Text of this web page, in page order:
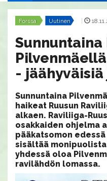
Forssa Uutinen
Sunnuntaina
-
Sunnuntaina
haikeat Ruusun
alkaen. Raviliiga-
osakkaiden ohjelma
pääkatsomon
sisältää
yhdessä oloa
ravilähdön lomassa.